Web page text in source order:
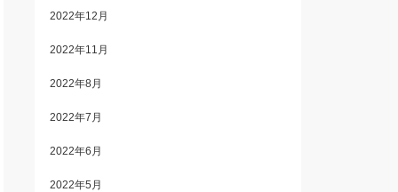
2022年12月
2022年11月
2022年8月
2022年7月
2022年6月
2022年5月